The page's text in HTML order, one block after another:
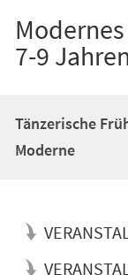
7-9
Tänzerische
Moderne